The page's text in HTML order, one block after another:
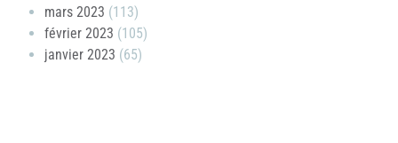
mars 2023 (113)
février 2023 (105)
janvier 2023 (65)